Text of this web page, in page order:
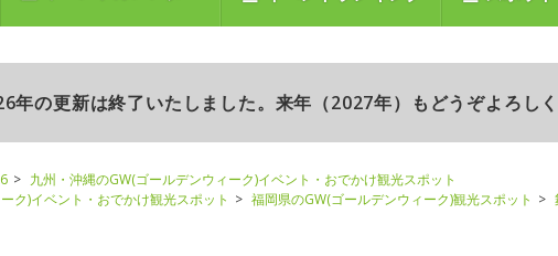
年の更新は終了いたしました。来年（2027年）もどうぞよろしく
九州・沖縄のGW(ゴールデンウィーク)イベント・おでかけ観光スポット
ク)イベント・おでかけ観光スポット
福岡県のGW(ゴールデンウィーク)観光スポット